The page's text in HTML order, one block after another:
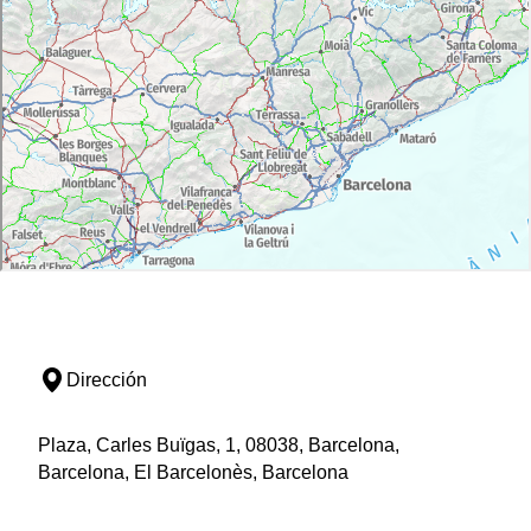
Dirección
Plaza, Carles Buïgas, 1, 08038, Barcelona,
Barcelona, El Barcelonès, Barcelona